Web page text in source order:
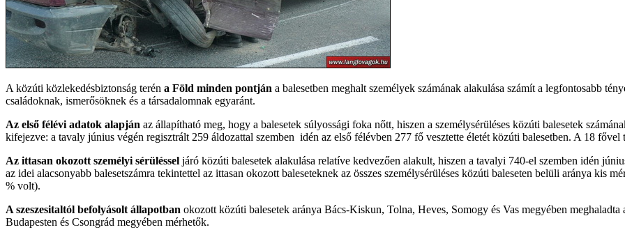
A közúti közlekedésbiztonság terén a Föld minden pontján a balesetben meghalt személyek számának alakulása számít a legfontosabb
családoknak, ismerősöknek és a társadalomnak egyaránt.
Az első félévi adatok alapján az állapítható meg, hogy a balesetek súlyossági foka nőtt, hiszen a személysérüléses közúti balesetek
kifejezve: a tavaly június végén regisztrált 259 áldozattal szemben idén az első félévben 277 fő vesztette életét közúti balesetben. A 18 fővel
Az ittasan okozott személyi sérüléssel járó közúti balesetek alakulása relatíve kedvezően alakult, hiszen a tavalyi 740-el szemben idén
az idei alacsonyabb balesetszámra tekintettel az ittasan okozott baleseteknek az összes személysérüléses közúti baleseten belüli aránya kis
% volt).
A szeszesitaltól befolyásolt állapotban okozott közúti balesetek aránya Bács-Kiskun, Tolna, Heves, Somogy és Vas megyében
Budapesten és Csongrád megyében mérhetők.